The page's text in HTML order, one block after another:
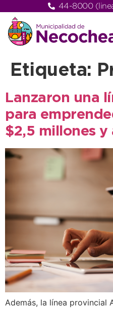
44-8000
Etiqueta:
Lanzaron una
para
$2,5 millones y
Además, la línea provincial